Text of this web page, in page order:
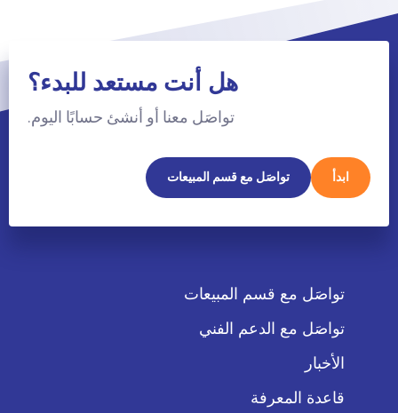
هل أنت مستعد للبدء؟
تواصَل معنا أو أنشئ حسابًا اليوم.
ابدأ تواصَل مع قسم المبيعات
تواصَل مع قسم المبيعات
تواصَل مع الدعم الفني
الأخبار
قاعدة المعرفة